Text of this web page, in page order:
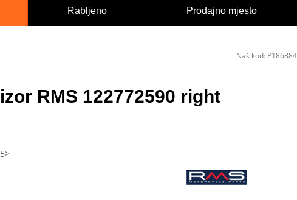
Rabljeno Prodajno mjesto
RMS 122772590 right
Naš kod: P186884